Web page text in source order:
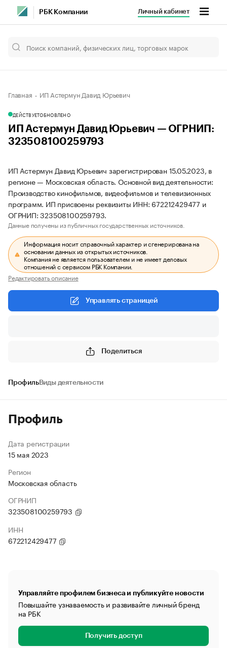
РБК Компании Личный кабинет
Главная ИП Астермун Давид Юрьевич
ДЕЙСТВУЕТОБНОВЛЕНО
ИП Астермун Давид Юрьевич — ОГРНИП:
323508100259793
ИП Астермун Давид Юрьевич зарегистрирован 15.05.2023, в
регионе — Московская область. Основной вид деятельности:
Производство кинофильмов, видеофильмов и телевизионных
программ. ИП присвоены реквизиты ИНН: 672212429477 и
ОГРНИП: 323508100259793.
Данные получены из публичных государственных источников.
Информация носит справочный характер и сгенерирована на
основании данных из открытых источников.
Компания не является пользователем и не имеет деловых
отношений с сервисом РБК Компании.
Редактировать описание
Управлять страницей
Поделиться
ПрофильВиды деятельности
Профиль
Дата регистрации
15 мая 2023
Регион
Московская область
ОГРНИП
323508100259793
ИНН
672212429477
Управляйте профилем бизнеса и публикуйте новости
Повышайте узнаваемость и развивайте личный бренд
на РБК
Получить доступ